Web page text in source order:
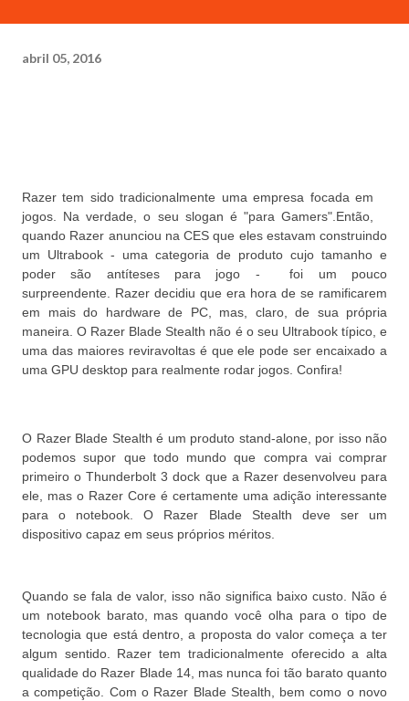
abril 05, 2016
Razer tem sido tradicionalmente uma empresa focada em
jogos.
Na verdade, o seu slogan é "para Gamers". Então,
quando Razer anunciou na CES que eles estavam construindo
um Ultrabook - uma categoria de produto cujo tamanho e
poder são antíteses para jogo - foi um pouco
surpreendente.
Razer decidiu que era hora de se ramificarem
em mais do hardware de PC, mas, claro, de sua própria
maneira. O Razer Blade Stealth não é o seu Ultrabook típico, e
uma das maiores reviravoltas é que ele pode ser encaixado a
uma GPU desktop para realmente rodar jogos. Confira!
O Razer Blade Stealth é um produto stand-alone, por isso não
podemos supor que todo mundo que compra vai comprar
primeiro o Thunderbolt 3 dock que a Razer desenvolveu para
ele, mas o Razer Core é certamente uma adição interessante
para o notebook.
O Razer Blade Stealth deve ser um
dispositivo capaz em seus próprios méritos.
Quando se fala de valor, isso não significa baixo custo.
Não é
um notebook barato, mas quando você olha para o tipo de
tecnologia que está dentro, a proposta do valor começa a ter
algum sentido.
Razer tem tradicionalmente oferecido a alta
qualidade do Razer Blade 14, mas nunca foi tão barato quanto
a competição.
Com o Razer Blade Stealth, bem como o novo